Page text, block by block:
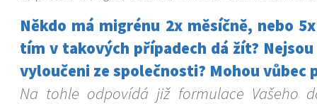
Někdo má migrénu 2x měsíčně, nebo
tím v takových případech dá žít?
vyloučeni ze společnosti? Mohou vůbec
Na tohle odpovídá již formulace Vašeho